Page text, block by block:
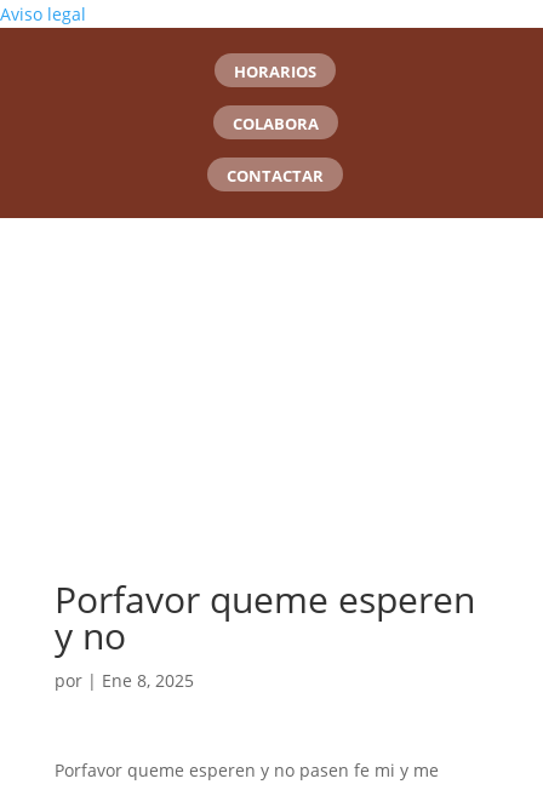
Aviso legal
HORARIOS
COLABORA
CONTACTAR
Porfavor queme esperen
y no
por | Ene 8, 2025
Porfavor queme esperen y no pasen fe mi y me